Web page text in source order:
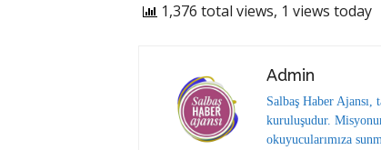
1,376 total views, 1 views today
Admin
Salbaş Haber
kuruluşudur.
okuyucularımıza